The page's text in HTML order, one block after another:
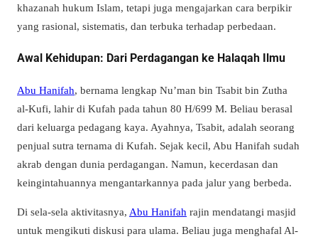
khazanah hukum Islam, tetapi juga mengajarkan cara berpikir
yang rasional, sistematis, dan terbuka terhadap perbedaan.
Awal Kehidupan: Dari Perdagangan ke Halaqah Ilmu
Abu Hanifah, bernama lengkap Nu’man bin Tsabit bin Zutha
al-Kufi, lahir di Kufah pada tahun 80 H/699 M. Beliau berasal
dari keluarga pedagang kaya. Ayahnya, Tsabit, adalah seorang
penjual sutra ternama di Kufah. Sejak kecil, Abu Hanifah sudah
akrab dengan dunia perdagangan. Namun, kecerdasan dan
keingintahuannya mengantarkannya pada jalur yang berbeda.
Di sela-sela aktivitasnya, Abu Hanifah rajin mendatangi masjid
untuk mengikuti diskusi para ulama. Beliau juga menghafal Al-